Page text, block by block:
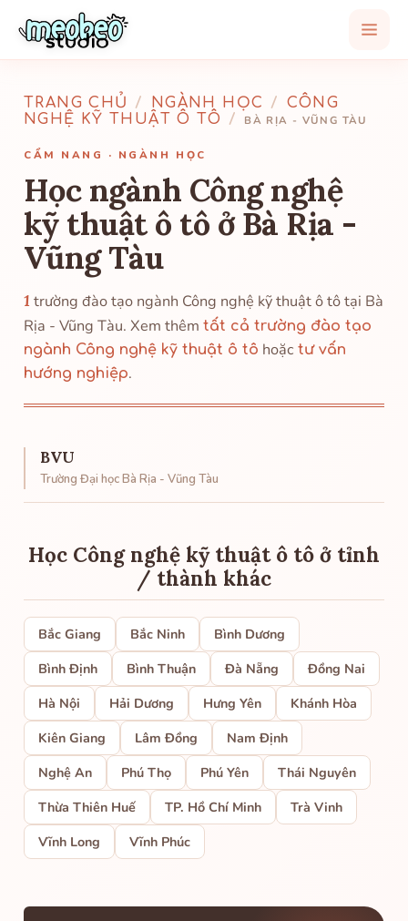
TRANG CHỦ / NGÀNH HỌC /
CÔNG
NGHỆ KỸ THUẬT Ô TÔ
/ BÀ RỊA - VŨNG TÀU
CẨM NANG · NGÀNH HỌC
Học ngành Công nghệ
kỹ thuật ô tô ở Bà Rịa -
Vũng Tàu
1 trường đào tạo ngành Công nghệ kỹ thuật ô tô tại Bà
Rịa - Vũng Tàu. Xem thêm tất cả trường đào tạo
ngành Công nghệ kỹ thuật ô tô hoặc tư vấn
hướng nghiệp.
BVU
Trường Đại học Bà Rịa - Vũng Tàu
Học Công nghệ kỹ thuật ô tô ở tỉnh
/ thành khác
Bắc Giang Bắc Ninh
Bình Dương
Bình Định
Bình Thuận Đà Nẵng
Đồng Nai
Hà Nội
Hải Dương Hưng Yên
Khánh Hòa
Kiên Giang
Lâm Đồng
Nam Định
Nghệ An
Phú Thọ Phú Yên
Thái Nguyên
Thừa Thiên Huế
TP. Hồ Chí Minh
Trà Vinh
Vĩnh Long
Vĩnh Phúc